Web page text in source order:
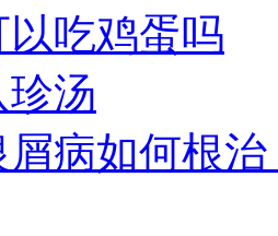
吃鸡蛋吗
汤
屑病如何根